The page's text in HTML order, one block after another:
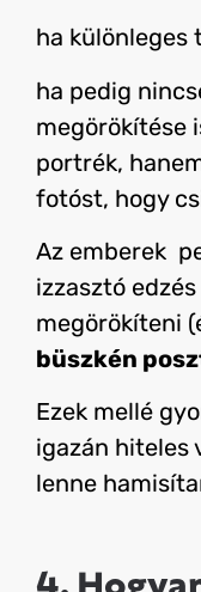
ha különleges
ha pedig
megörökítése
portrék,
fotóst, hogy
Az emberek
izzasztó
megörökíteni
büszkén
Ezek mellé
igazán hiteles
lenne
4.